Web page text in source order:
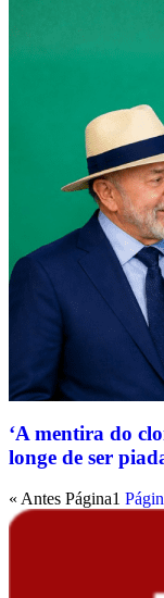
‘A mentira do
longe de ser
« Antes Página1